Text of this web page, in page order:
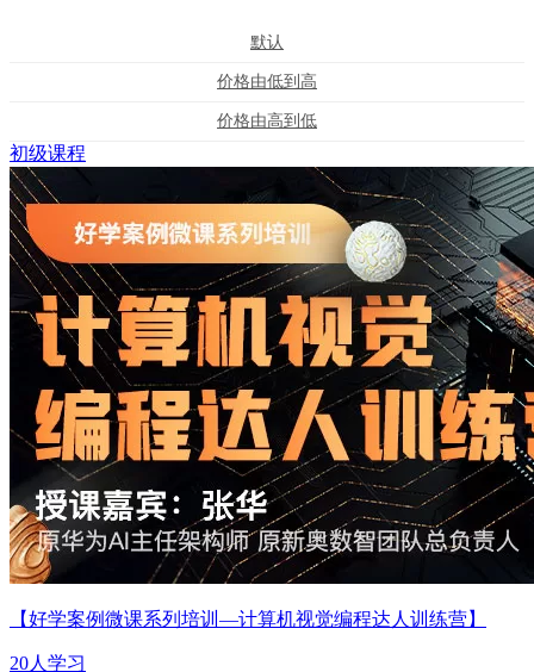
默认
价格由低到高
价格由高到低
初级课程
【好学案例微课系列培训—计算机视觉编程达人训练营】
20人学习